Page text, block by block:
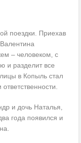
поездки. Приехав
– человеком, с
и разделит все
в Копыль стал
и дочь Наталья,
года появился и